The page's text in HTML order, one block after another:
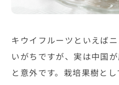
キウイフルーツといえば
いがちですが、実は中国
と意外です。栽培果樹と